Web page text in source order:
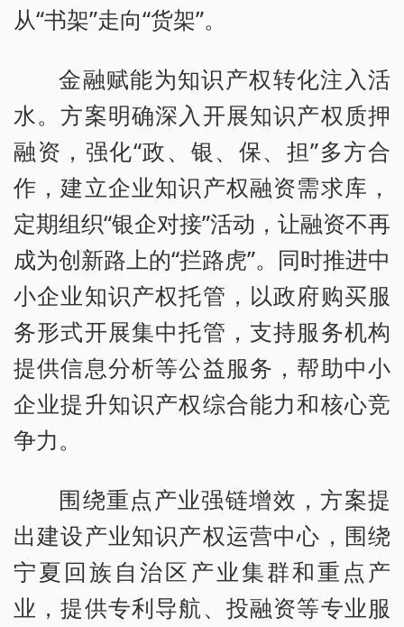
从“书架”走向“货架”。
金融赋能为知识产权转化注入活
水。方案明确深入开展知识产权质押
融资，强化“政、银、保、担”多方合
作，建立企业知识产权融资需求库，
定期组织“银企对接”活动，让融资不再
成为创新路上的“拦路虎”。同时推进中
小企业知识产权托管，以政府购买服
务形式开展集中托管，支持服务机构
提供信息分析等公益服务，帮助中小
企业提升知识产权综合能力和核心竞
争力。
围绕重点产业强链增效，方案提
出建设产业知识产权运营中心，围绕
宁夏回族自治区产业集群和重点产
业，提供专利导航、投融资等专业服